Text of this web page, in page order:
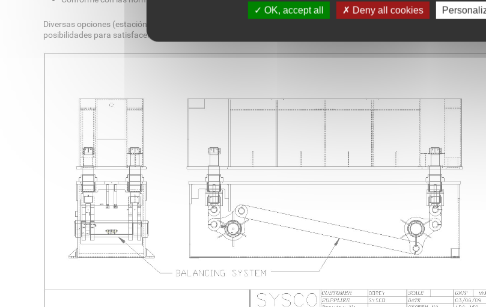
Diversas opciones (estación de laminación, caja de residuos, uso de herramientas de troquelado, placa superior de
posibilidades para satisfacer sus necesidades.
OK, accept all Deny all cookies